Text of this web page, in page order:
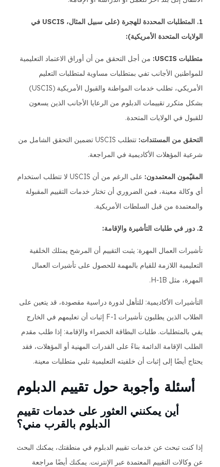
1. المتطلبات المحددة للهجرة (على سبيل المثال، USCIS في
الولايات المتحدة الأمريكية):
متطلبات USCIS:
من أجل التحقق من أن أوراق الاعتماد التعليمية
للمواطنين الأجانب تفي بمتطلبات مساوية لمتطلبات التعليم
الأمريكي، تطلب خدمات المواطنة والقبول الأمريكية (USCIS)
بشكل متكرر تقييمات الدبلوم من الرعايا الأجانب الذين يسعون
للقبول في الولايات المتحدة.
التحقق من المستندات:
تتطلب USCIS تضمين التحقق الشامل من
شرعية المؤهلات الأكاديمية في المراجعة.
المقيّمون المعتمدون:
على الرغم من أن USCIS لا تتطلب استخدام
أي وكالة معينة، فمن الضروري أن تختار خدمات التقييم المقبولة
والمعتمدة من قبل السلطات الأمريكية.
2. دور في طلبات التأشيرة والإقامة:
تأشيرات العمال المهرة: يثبت التقييم أن المرشح يمتلك الخلفية
التعليمية اللازمة للقيام بالمهمة للحصول على تأشيرات العمال
المهرة، مثل H-1B.
التأشيرات الأكاديمية: للتأهل لدورة دراسية مقصودة، قد يتعين على
الطلاب الذين يطلبون تأشيرات F-1 إثبات أن تعليمهم في الخارج
يفي بالمتطلبات. طلبات البطاقة الخضراء والإقامة: إذا طلب مقدم
الطلب الإقامة الدائمة بناءً على القدرات المهنية أو المؤهلات، فقد
يحتاج أيضًا إلى إثبات أن خلفيته التعليمية تلبي متطلبات معينة.
أسئلة وأجوبة حول تقييم الدبلوم
أين يمكنني العثور على خدمات تقييم
الدبلوم بالقرب مني؟
إذا كنت تبحث عن خدمات تقييم الدبلوم في منطقتك، يمكنك البحث
عن وكالات التقييم المعتمدة عبر الإنترنت. يمكنك أيضًا مراجعة